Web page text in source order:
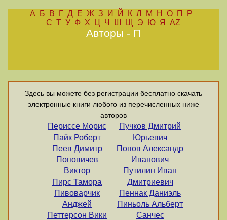
А Б В Г Д Е Ж З И Й К Л М Н О П
Р
С Т У Ф Х Ц Ч Ш Щ Э Ю Я AZ
Авторы - П
Здесь вы можете без регистрации бесплатно скачать
электронные книги любого из перечисленных ниже
авторов
Периссе Морис
Пайк Роберт
Пеев Димитр
Поповичев
Виктор
Пирс Тамора
Пивоварчик
Анджей
Петтерсон Вики
Пучков Дмитрий
Юрьевич
Попов Александр
Иванович
Путилин Иван
Дмитриевич
Пеннак Даниэль
Пиньоль Альберт
Санчес